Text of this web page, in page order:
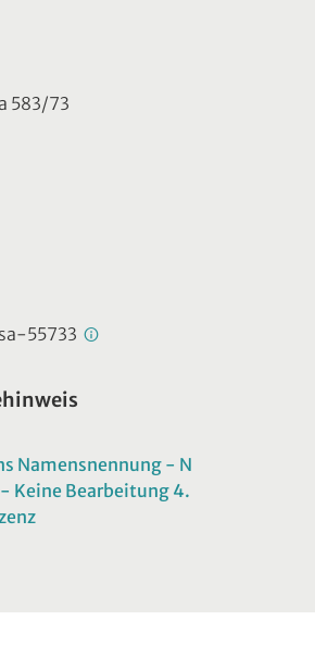
583/73
55733
Namensnennung - N
Keine Bearbeitung 4.